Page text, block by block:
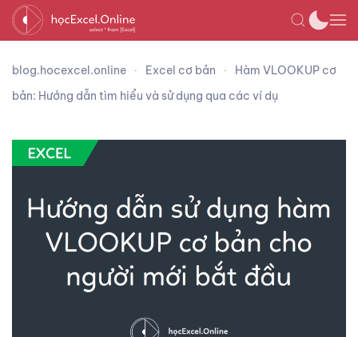
blog.hocexcel.online Excel cơ bản
Hàm VLOOKUP cơ
bản: Hướng dẫn tìm hiểu và sử dụng qua các ví dụ